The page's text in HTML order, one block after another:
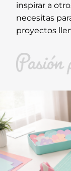
inspirar a
necesitas
proyectos